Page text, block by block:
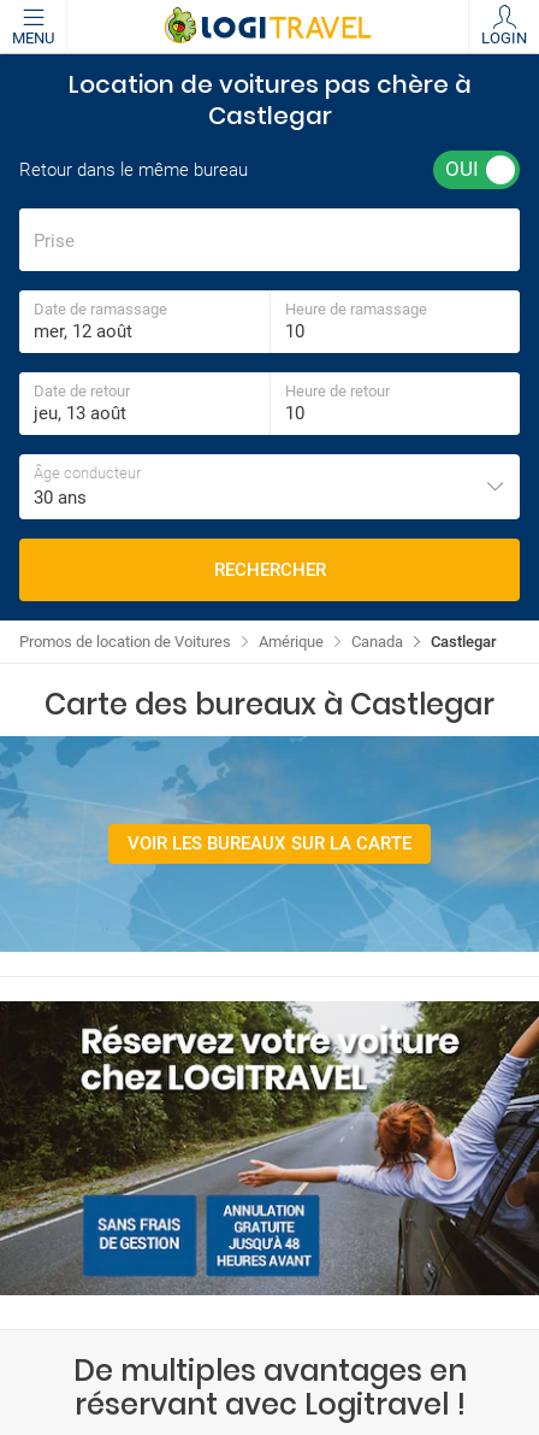
MENU LOGIN
Location de voitures pas chère à
Castlegar
Retour dans le même bureau
Prise
Date de ramassage Heure de ramassage
Date de retour Heure de retour
Âge conducteur
30 ans
RECHERCHER
Castlegar
Canada
Amérique
Promos de location de Voitures
Carte des bureaux à Castlegar
VOIR LES BUREAUX SUR LA CARTE
De multiples avantages en
réservant avec Logitravel !